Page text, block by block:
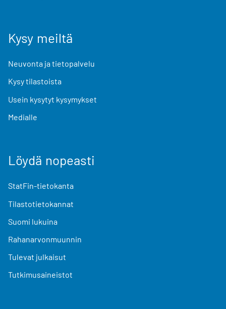
Kysy meiltä
Neuvonta ja tietopalvelu
Kysy tilastoista
Usein kysytyt kysymykset
Medialle
Löydä nopeasti
StatFin-tietokanta
Tilastotietokannat
Suomi lukuina
Rahanarvonmuunnin
Tulevat julkaisut
Tutkimusaineistot